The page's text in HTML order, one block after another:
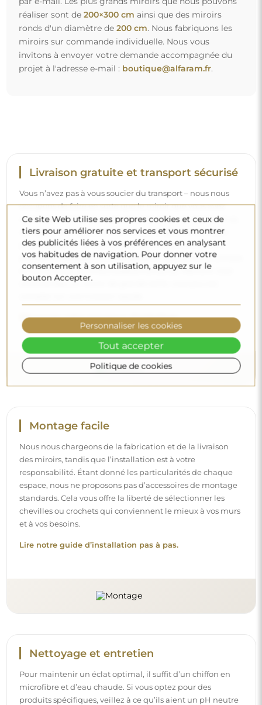
réaliser sont de 200×300 cm ainsi que des miroirs
ronds d'un diamètre de 200 cm. Nous fabriquons les
miroirs sur commande individuelle. Nous vous
invitons à envoyer votre demande accompagnée du
projet à l'adresse e-mail : boutique@alfaram.fr.
Livraison gratuite et transport sécurisé
Vous n’avez pas à vous soucier du transport – nous nous
occupons de faire en sorte que le miroir que vous avez
commandé arrive en toute sécurité entre vos mains, et ce,
complètement gratuitement. Nous disposons de notre
propre flotte de véhicules et de personnel formé, c’est
pourquoi nous pouvons vous garantir que le miroir arrivera
en parfait état, sans frais supplémentaires. Même si vous
commandez un miroir de grande taille, vous pouvez
Découvrez notre processus d’emballage.
Montage facile
Nous nous chargeons de la fabrication et de la livraison
des miroirs, tandis que l’installation est à votre
responsabilité. Étant donné les particularités de chaque
espace, nous ne proposons pas d’accessoires de montage
standards. Cela vous offre la liberté de sélectionner les
chevilles ou crochets qui conviennent le mieux à vos murs
et à vos besoins.
Lire notre guide d’installation pas à pas.
Nettoyage et entretien
Pour maintenir un éclat optimal, il suffit d’un chiffon en
microfibre et d’eau chaude. Si vous optez pour des
produits spécifiques, veillez à ce qu’ils aient un pH neutre
Ce site Web utilise ses propres cookies et ceux de
tiers pour améliorer nos services et vous montrer
des publicités liées à vos préférences en analysant
vos habitudes de navigation. Pour donner votre
consentement à son utilisation, appuyez sur le
bouton Accepter.
Politique de cookies
Personnaliser les cookies
Tout accepter